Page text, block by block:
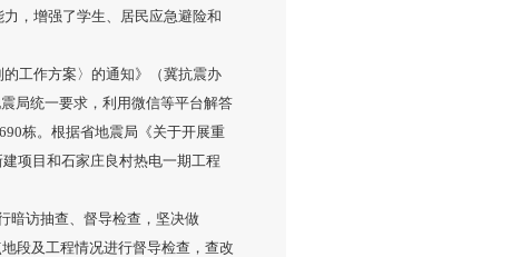
，增强了学生、居民应急避险和
工作方案〉的通知》（冀抗震办
局统一要求，利用微信等平台解答
栋。根据省地震局《关于开展重
项目和石家庄良村热电一期工程
暗访抽查、督导检查，坚决做
段及工程情况进行督导检查，查改